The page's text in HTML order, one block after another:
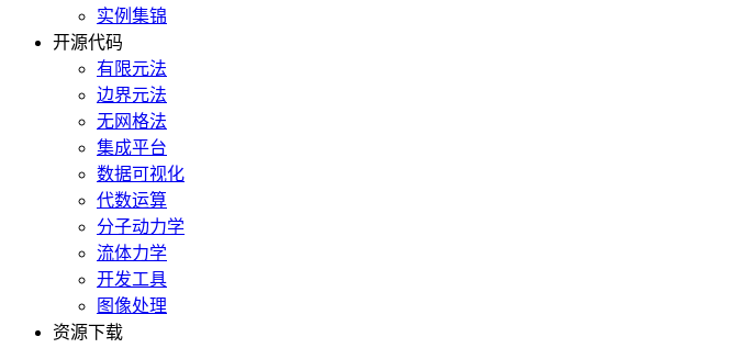
实例集锦
开源代码
有限元法
边界元法
无网格法
集成平台
数据可视化
代数运算
分子动力学
流体力学
开发工具
图像处理
资源下载